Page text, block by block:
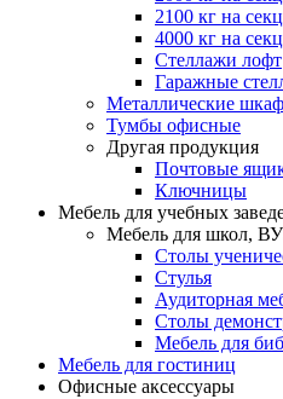
2100 кг на
4000 кг на
Стеллажи лофт
Гаражные
Металлические
Тумбы офисные
Другая продукция
Почтовые
Ключницы
Мебель для учебных
Мебель для школ,
Столы
Стулья
Аудиторная
Столы
Мебель для
Мебель для гостиниц
Офисные аксессуары